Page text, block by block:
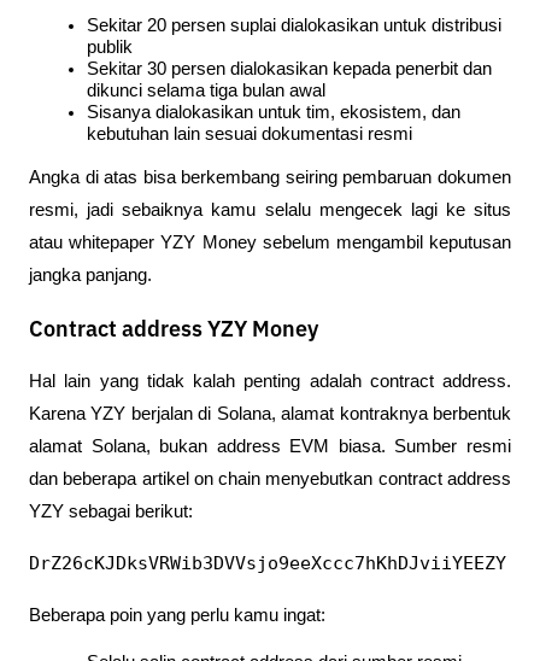
Sekitar 20 persen suplai dialokasikan untuk distribusi
publik
Sekitar 30 persen dialokasikan kepada penerbit dan
dikunci selama tiga bulan awal
Sisanya dialokasikan untuk tim, ekosistem, dan
kebutuhan lain sesuai dokumentasi resmi
Angka di atas bisa berkembang seiring pembaruan dokumen
resmi, jadi sebaiknya kamu selalu mengecek lagi ke situs
atau whitepaper YZY Money sebelum mengambil keputusan
jangka panjang.
Contract address YZY Money
Hal lain yang tidak kalah penting adalah contract address.
Karena YZY berjalan di Solana, alamat kontraknya berbentuk
alamat Solana, bukan address EVM biasa. Sumber resmi
dan beberapa artikel on chain menyebutkan contract address
YZY sebagai berikut:
DrZ26cKJDksVRWib3DVVsjo9eeXccc7hKhDJviiYEEZY
Beberapa poin yang perlu kamu ingat: